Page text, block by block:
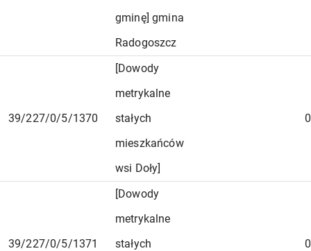
gminę] gmina
Radogoszcz
39/227/0/5/1370
[Dowody
metrykalne
stałych
mieszkańców
wsi Doły]
0
39/227/0/5/1371
[Dowody
metrykalne
stałych
0